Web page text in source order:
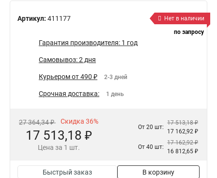
Артикул: 411177
Нет в наличии
по запросу
Гарантия производителя: 1 год
Самовывоз: 2 дня
Курьером от 490 ₽ 2-3 дней
Срочная доставка: 1 день
27 364,34 ₽ Скидка 36%
17 513,18 ₽
Цена за 1 шт.
От 20 шт:
17 513,18 ₽
17 162,92 ₽
От 40 шт:
17 162,92 ₽
16 812,65 ₽
Быстрый заказ В корзину